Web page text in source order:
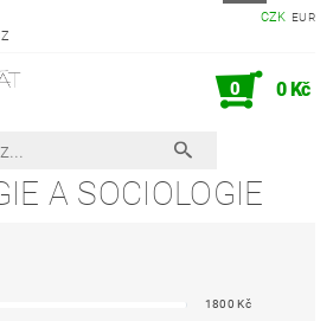
CZK EUR
0 0 Kč
A SOCIOLOGIE
1800 Kč